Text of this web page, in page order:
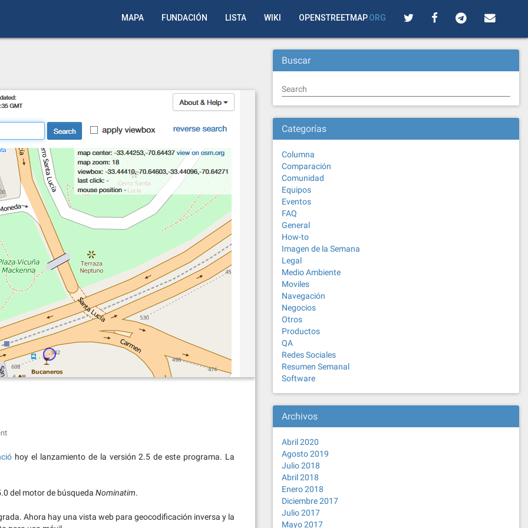
MAPA FUNDACIÓN LISTA WIKI OPENSTREETMAP.ORG
hoy el lanzamiento de la versión 2.5 de este programa. La
del motor de búsqueda Nominatim.
Ahora hay una vista web para geocodificación inversa y la
Buscar
Search
Categorías
Columna
Comparación
Comunidad
Equipos
Eventos
FAQ
General
How-to
Imagen de la Semana
Legal
Medio Ambiente
Moviles
Navegación
Negocios
Otros
Productos
QA
Redes Sociales
Resumen Semanal
Software
Archivos
Abril 2020
Agosto 2019
Julio 2018
Abril 2018
Enero 2018
Diciembre 2017
Julio 2017
Mayo 2017